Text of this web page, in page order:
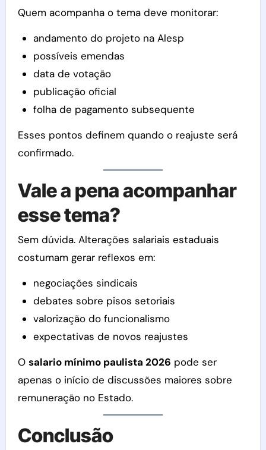
Quem acompanha o tema deve monitorar:
andamento do projeto na Alesp
possíveis emendas
data de votação
publicação oficial
folha de pagamento subsequente
Esses pontos definem quando o reajuste será
confirmado.
Vale a pena acompanhar
esse tema?
Sem dúvida. Alterações salariais estaduais
costumam gerar reflexos em:
negociações sindicais
debates sobre pisos setoriais
valorização do funcionalismo
expectativas de novos reajustes
O salario mínimo paulista 2026 pode ser
apenas o início de discussões maiores sobre
remuneração no Estado.
Conclusão